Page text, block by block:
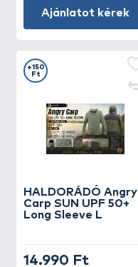
Ajánlatot kérek
HALDORÁDÓ Angry
Carp SUN UPF 50+
Long Sleeve L
+150
Ft
14.990 Ft